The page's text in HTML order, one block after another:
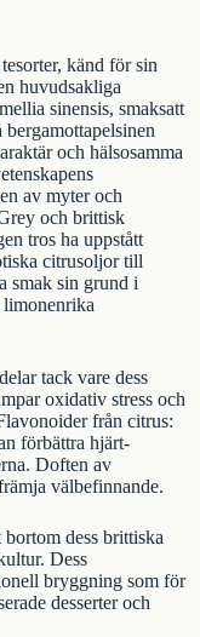
känd för sin
huvudsakliga
sinensis, smaksatt
och hälsosamma
av myter och
och brittisk
tros ha uppstått
citrusoljor till
smak sin grund i
limonenrika
tack vare dess
oxidativ stress och
från citrus:
förbättra hjärt-
Doften av
välbefinnande.
dess brittiska
Dess
bryggning som för
desserter och